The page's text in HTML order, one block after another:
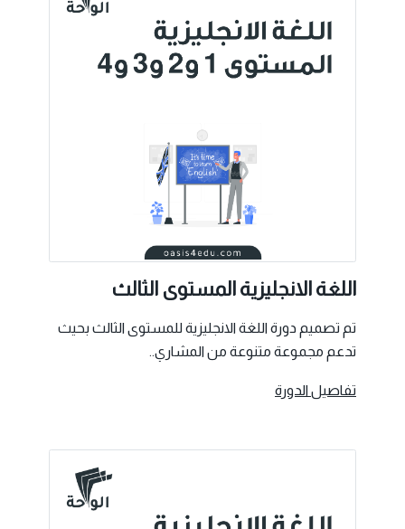
اللغة الانجليزية المستوى الثالث
تم تصميم دورة اللغة الانجليزية للمستوى الثالث بحيث
تدعم مجموعة متنوعة من المشاري..
تفاصيل الدورة